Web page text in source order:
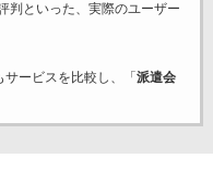
判といった、実際のユーザー
ービスを比較し、「 派遣会